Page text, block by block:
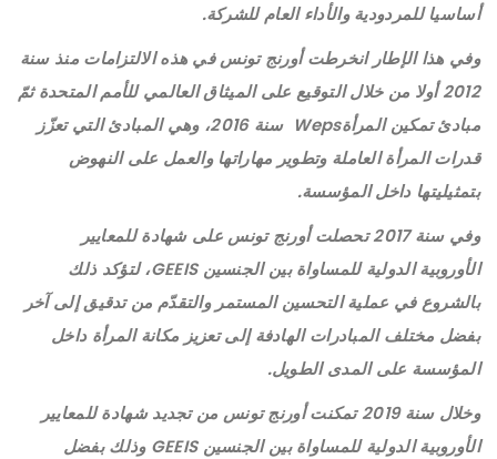
أساسيا للمردودية والأداء العام للشركة.
وفي هذا الإطار انخرطت أورنج تونس في هذه الالتزامات منذ سنة
2012 أولا من خلال التوقيع على الميثاق العالمي للأمم المتحدة ثمّ
مبادئ تمكين المرأةWeps سنة 2016، وهي المبادئ التي تعزّز
قدرات المرأة العاملة وتطوير مهاراتها والعمل على النهوض
بتمثيليتها داخل المؤسسة.
وفي سنة 2017 تحصلت أورنج تونس على شهادة للمعايير
الأوروبية الدولية للمساواة بين الجنسين GEEIS، لتؤكد ذلك
بالشروع في عملية التحسين المستمر والتقدّم من تدقيق إلى آخر
بفضل مختلف المبادرات الهادفة إلى تعزيز مكانة المرأة داخل
المؤسسة على المدى الطويل.
وخلال سنة 2019 تمكنت أورنج تونس من تجديد شهادة للمعايير
الأوروبية الدولية للمساواة بين الجنسين GEEIS وذلك بفضل